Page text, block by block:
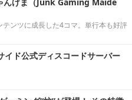
ンツに成長した4コマ。単行本も好評
ド公式ディスコードサーバー